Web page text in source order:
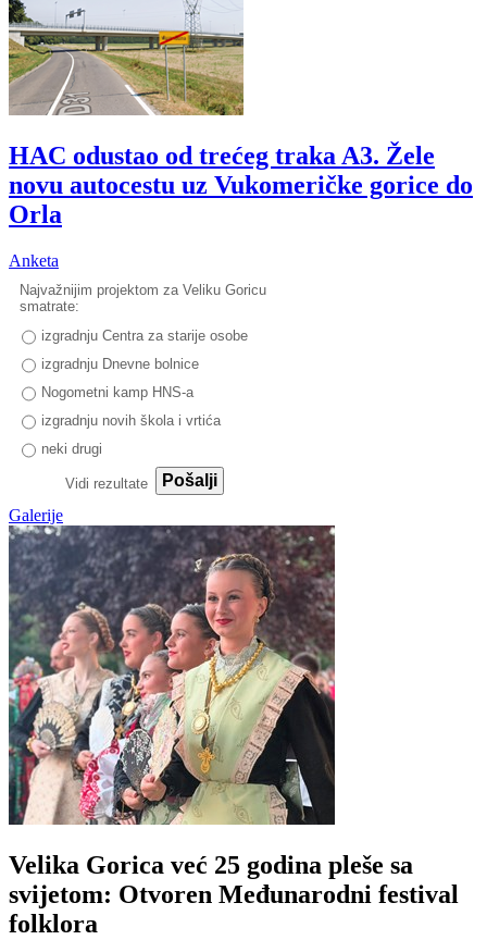
HAC odustao od trećeg traka A3. Žele
novu autocestu uz Vukomeričke gorice do
Orla
Anketa
Najvažnijim projektom za Veliku Goricu
smatrate:
izgradnju Centra za starije osobe
izgradnju Dnevne bolnice
Nogometni kamp HNS-a
izgradnju novih škola i vrtića
neki drugi
Vidi rezultate
Pošalji
Galerije
Velika Gorica već 25 godina pleše sa
svijetom: Otvoren Međunarodni festival
folklora